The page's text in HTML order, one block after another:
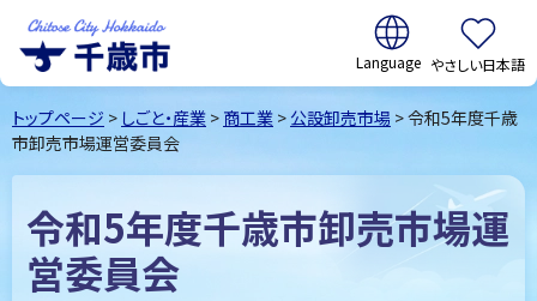
千歳市Chitose
City Hokkaido
翻訳:
やさしい日本語
トップページ > しごと・産業 > 商工業 > 公設卸売市場 > 令和5年度千歳
市卸売市場運営委員会
令和5年度千歳市卸売市場運
営委員会